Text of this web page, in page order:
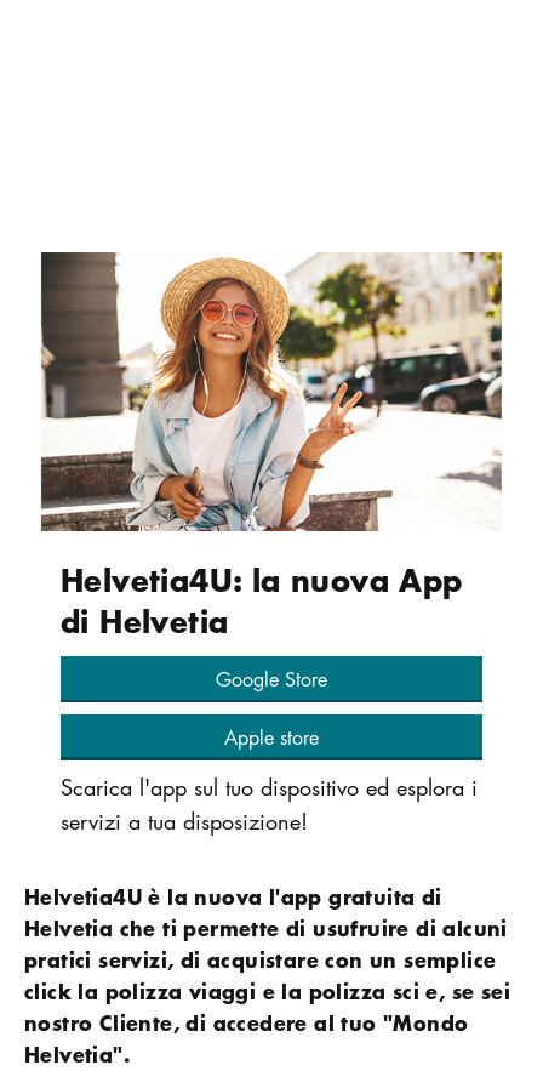
Helvetia4U: la nuova App
di Helvetia
Google Store
Apple store
Scarica l'app sul tuo dispositivo ed esplora i
servizi a tua disposizione!
Helvetia4U è la nuova l'app gratuita di
Helvetia che ti permette di usufruire di alcuni
pratici servizi, di acquistare con un semplice
click la polizza viaggi e la polizza sci e, se sei
nostro Cliente, di accedere al tuo "Mondo
Helvetia".